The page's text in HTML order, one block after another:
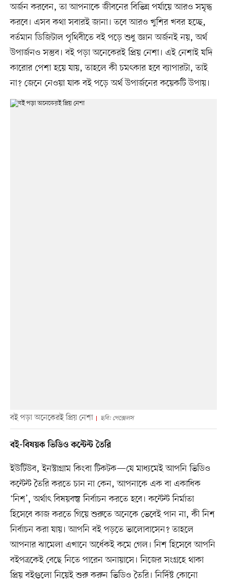
অর্জন করবেন, তা আপনাকে জীবনের বিভিন্ন পর্যায়ে আরও সমৃদ্ধ
করবে। এসব কথা সবারই জানা। তবে আরও খুশির খবর হচ্ছে,
বর্তমান ডিজিটাল পৃথিবীতে বই পড়ে শুধু জ্ঞান অর্জনই নয়, অর্থ
উপার্জনও সম্ভব। বই পড়া অনেকেরই প্রিয় নেশা। এই নেশাই যদি
কারোর পেশা হয়ে যায়, তাহলে কী চমৎকার হবে ব্যাপারটা, তাই
না? জেনে নেওয়া যাক বই পড়ে অর্থ উপার্জনের কয়েকটি উপায়।
বই পড়া অনেকেরই প্রিয় নেশা ছবি: পেক্সেলস
বই-বিষয়ক ভিডিও কন্টেন্ট তৈরি
ইউটিউব, ইনস্টাগ্রাম কিংবা টিকটক—যে মাধ্যমেই আপনি ভিডিও
কন্টেন্ট তৈরি করতে চান না কেন, আপনাকে এক বা একাধিক
‘নিশ’, অর্থাৎ বিষয়বস্তু নির্বাচন করতে হবে। কন্টেন্ট নির্মাতা
হিসেবে কাজ করতে গিয়ে শুরুতে অনেকে ভেবেই পান না, কী নিশ
নির্বাচন করা যায়। আপনি বই পড়তে ভালোবাসেন? তাহলে
আপনার ঝামেলা এখানে অর্ধেকই কমে গেল। নিশ হিসেবে আপনি
বইপত্রকেই বেছে নিতে পারেন অনায়াসে। নিজের সংগ্রহে থাকা
প্রিয় বইগুলো নিয়েই শুরু করুন ভিডিও তৈরি। নির্দিষ্ট কোনো